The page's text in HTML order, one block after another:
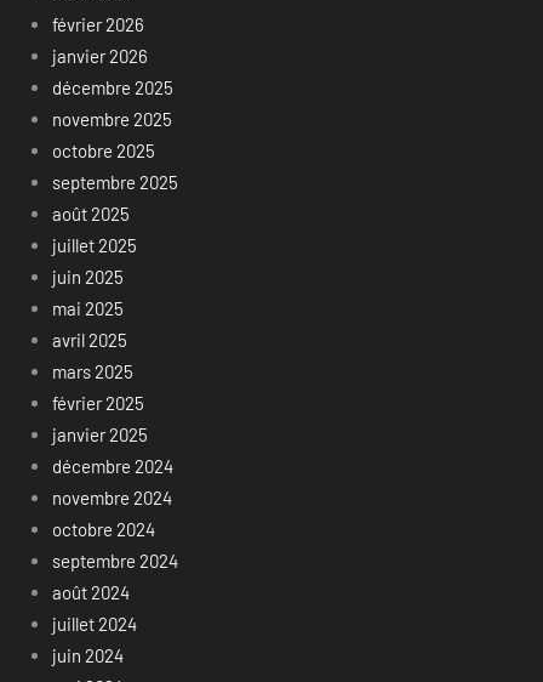
février 2026
janvier 2026
décembre 2025
novembre 2025
octobre 2025
septembre 2025
août 2025
juillet 2025
juin 2025
mai 2025
avril 2025
mars 2025
février 2025
janvier 2025
décembre 2024
novembre 2024
octobre 2024
septembre 2024
août 2024
juillet 2024
juin 2024